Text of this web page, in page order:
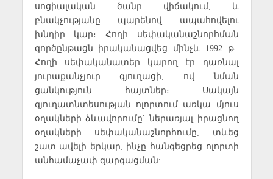
սոցիալական ծանր վիճակում, և
բնակչությանը պարենով ապահովելու
խնդիր կար։ Հողի սեփականաշնորհման
գործընթացն իրականացվեց մինչև 1992 թ.:
Հողի սեփականատեր կարող էր դառնալ
յուրաքանչյուր գյուղացի, ով նման
ցանկություն հայտներ։ Սակայն
գյուղատնտեսության ոլորտում առկա մյուս
օղակների ձևավորումը` ներառյալ իրացնող
օղակների սեփականաշնորհումը, տևեց
շատ ավելի երկար, ինչը հանգեցրեց ոլորտի
անհամաչափ զարգացման: